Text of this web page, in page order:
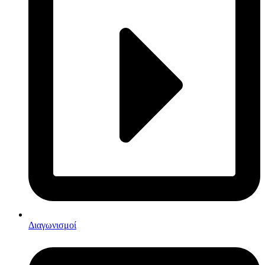
Διαγωνισμοί